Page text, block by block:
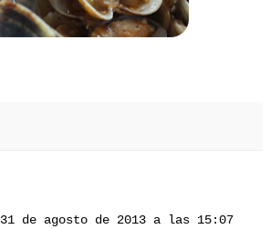
31 de agosto de 2013 a las 15:07